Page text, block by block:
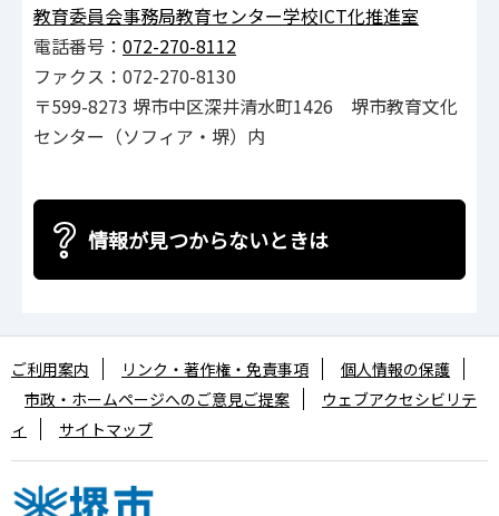
教育委員会事務局教育センター学校ICT化推進室
電話番号： 072-270-8112
ファクス：072-270-8130
〒599-8273 堺市中区深井清水町1426 堺市教育文化
センター（ソフィア・堺）内
情報が見つからないときは
ご利用案内 リンク・著作権・免責事項
個人情報の保護
市政・ホームページへのご意見ご提案
ウェブアクセシビリテ
ィ
サイトマップ